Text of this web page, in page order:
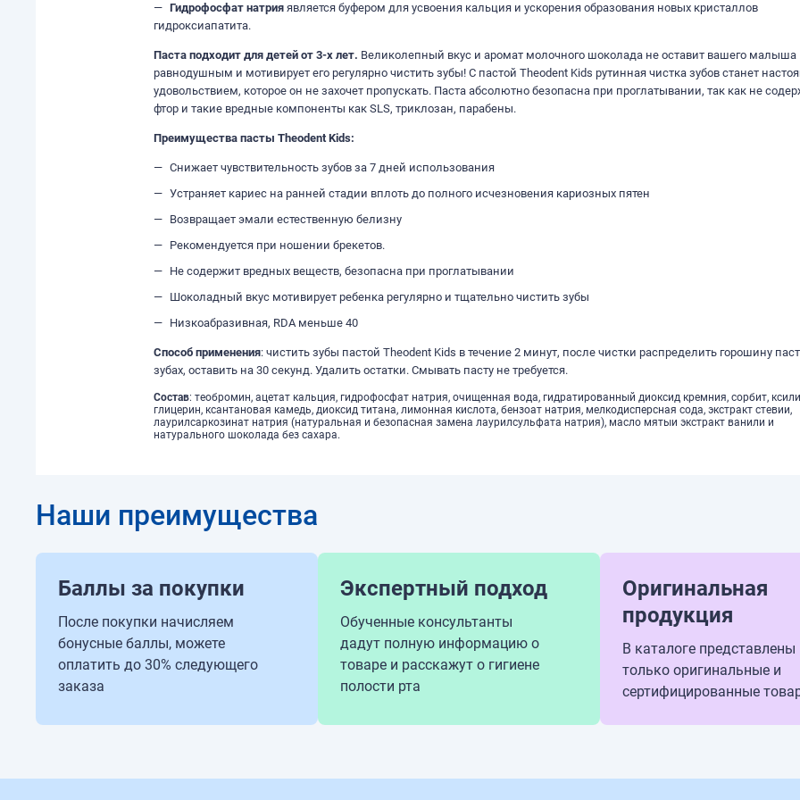
Гидрофосфат натрия является буфером для усвоения кальция и ускорения образования новых кристаллов
гидроксиапатита.
Паста подходит для детей от 3-х лет. Великолепный вкус и аромат молочного шоколада не оставит вашего малыша
равнодушным и мотивирует его регулярно чистить зубы! С пастой Theodent Kids рутинная чистка зубов станет
удовольствием, которое он не захочет пропускать. Паста абсолютно безопасна при проглатывании, так как не
фтор и такие вредные компоненты как SLS, триклозан, парабены.
Преимущества пасты Theodent Kids:
Снижает чувствительность зубов за 7 дней использования
Устраняет кариес на ранней стадии вплоть до полного исчезновения кариозных пятен
Возвращает эмали естественную белизну
Рекомендуется при ношении брекетов.
Не содержит вредных веществ, безопасна при проглатывании
Шоколадный вкус мотивирует ребенка регулярно и тщательно чистить зубы
Низкоабразивная, RDA меньше 40
Способ применения: чистить зубы пастой Theodent Kids в течение 2 минут, после чистки распределить горошину
зубах, оставить на 30 секунд. Удалить остатки. Смывать пасту не требуется.
Состав: теобромин, ацетат кальция, гидрофосфат натрия, очищенная вода, гидратированный диоксид кремния, сорбит,
глицерин, ксантановая камедь, диоксид титана, лимонная кислота, бензоат натрия, мелкодисперсная сода, экстракт стевии,
лаурилсаркозинат натрия (натуральная и безопасная замена лаурилсульфата натрия), масло мятыи экстракт ванили и
натурального шоколада без сахара.
Наши преимущества
Баллы за покупки
После покупки начисляем
бонусные баллы, можете
оплатить до 30% следующего
заказа
Экспертный подход
Обученные консультанты
дадут полную информацию о
товаре и расскажут о гигиене
полости рта
Оригинальная
продукция
В каталоге представлены
только оригинальные и
сертифицированные